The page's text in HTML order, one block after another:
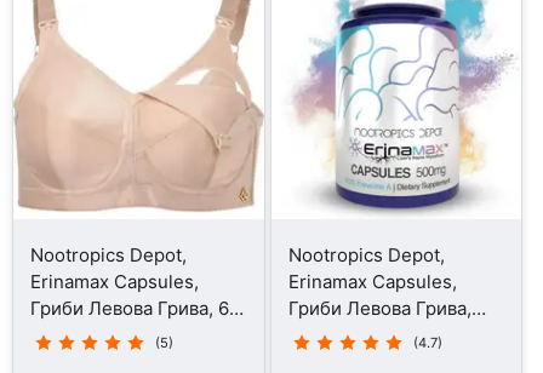
Nootropics Depot,
Erinamax Capsules,
Гриби Левова Грива, 60
капсул
(5)
Nootropics Depot,
Erinamax Capsules,
Гриби Левова Грива,
120 капсул
(4.7)